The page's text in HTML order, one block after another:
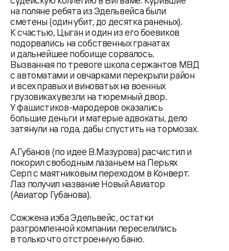
на поляне ребята из Эдельвейса были
сметены (один убит, до десятка раненых).
К счастью, Цыган и один из его боевиков
подорвались на собственных гранатах
и дальнейшее побоище сорвалось.
Вызванная по тревоге школа сержантов МВД
с автоматами и овчарками перекрыли район
и всех правых и виноватых на военных
грузовиках увезли на тюремный двор.
У фашистиков-мародеров оказались
большие деньги и матерые адвокаты, дело
затянули на года, дабы спустить на тормозах.
А.Губанов (по идее В.Мазурова) расчистил и
покорил свободным лазаньем на Перьях
Серп с маятниковым переходом в Конверт.
Лаз получил название Новый Авиатор
(Авиатор Губанова).
Сожжена изба Эдельвейс, остатки
разгромленной компании переселились
в только что отстроенную баню.